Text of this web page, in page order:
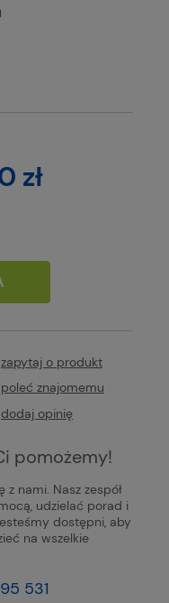
płatności
zł
zapytaj o produkt
poleć znajomemu
dodaj opinię
pomożemy!
nami. Nasz zespół
udzielać porad i
dostępni, aby
na wszelkie
531